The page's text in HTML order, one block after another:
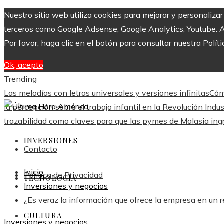
Nuestro sitio web utiliza cookies para mejorar y
terceros como Google Adsense, Google Analytics,
Por favor, haga clic en el botón para consultar nuestra
Ok, acepto
Trending
Las melodías con letras universales y versiones infinitas
la percepción sobre el trabajo infantil en la Revolución
trazabilidad como claves para que las pymes de Malasia
Contacto
Política de Privacidad
INVERSIONES
TECNOLOGÍA
CULTURA
Inicio
Inversiones y negocios
¿Es veraz la información que ofrece la empresa en un
Inversiones y negocios